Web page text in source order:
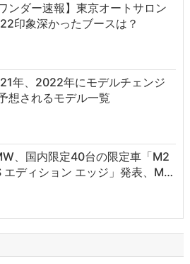
ワンダー速報】東京オートサロン
印象深かったブースは？
年、2022年にモデルチェンジ
想されるモデル一覧
、国内限定40台の限定車「M2
エディション エッジ」発表、M…